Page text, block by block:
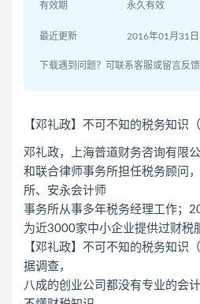
有效期 永久有效
最近更新 2016年01月31日
下载遇到问题？可联系客服或留言反馈
【邓礼政】不可不知的税务知识
邓礼政，上海普道财务咨询有限
和联合律师事务所担任税务顾问
所、安永会计师
事务所从事多年税务经理工作；
为近3000家中小企业提供过财税
【邓礼政】不可不知的税务知识
据调查，
八成的创业公司都没有专业的会计